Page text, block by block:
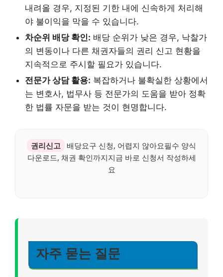
내려올 경우, 지정된 기한 내에 신속하게 처리해
야 불이익을 막을 수 있습니다.
차순위 배당 확인: 배당 순위가 낮은 경우, 낙찰가
의 변동이나 다른 채권자들의 권리 신고 현황을
지속적으로 주시할 필요가 있습니다.
전문가 상담 활용: 복잡하거나 불확실한 상황에서
는 변호사, 법무사 등 전문가의 도움을 받아 정확
한 법률 자문을 받는 것이 현명합니다.
권리신고
배당요구 신청, 어렵지 않아요필수 양식
다운로드, 채권 확인까지지금 바로 신청서 작성하세
요
자주 묻는 질문